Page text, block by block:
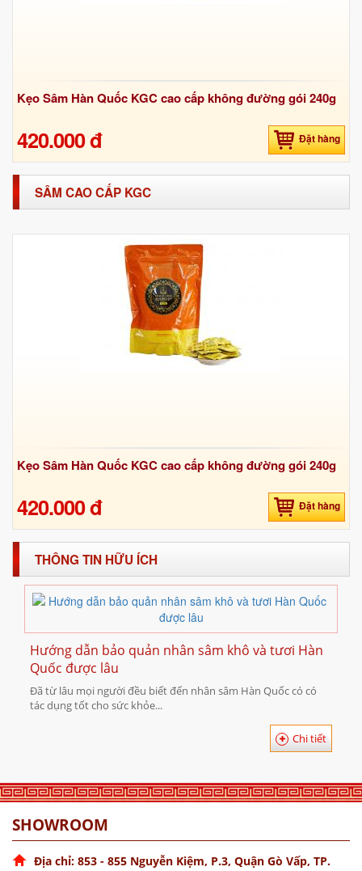
Kẹo Sâm Hàn Quốc KGC cao cấp không đường gói 240g
420.000 đ Đặt hàng
SÂM CAO CẤP KGC
Kẹo Sâm Hàn Quốc KGC cao cấp không đường gói 240g
420.000 đ Đặt hàng
THÔNG TIN HỮU ÍCH
Hướng dẫn bảo quản nhân sâm khô và tươi Hàn
Quốc được lâu
Đã từ lâu mọi người đều biết đến nhân sâm Hàn Quốc có có
tác dụng tốt cho sức khỏe...
Chi tiết
SHOWROOM
Địa chỉ: 853 - 855 Nguyễn Kiệm, P.3, Quận Gò Vấp, TP.